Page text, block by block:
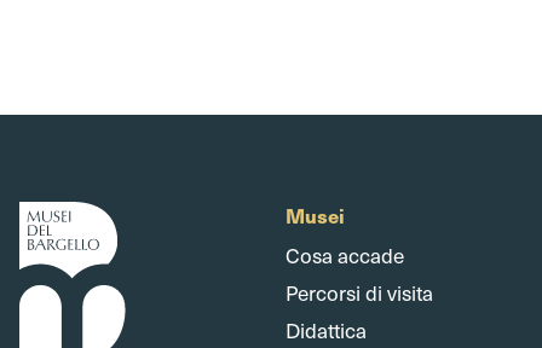
Musei
Cosa accade
Percorsi di visita
Didattica